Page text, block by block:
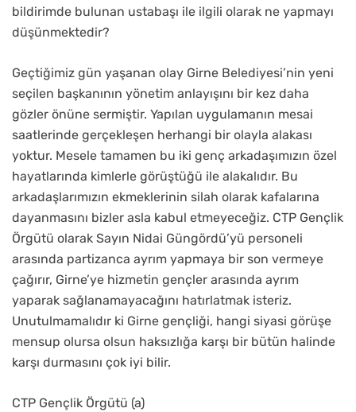
bildirimde bulunan ustabaşı ile ilgili olarak ne yapmayı
düşünmektedir?
Geçtiğimiz gün yaşanan olay Girne Belediyesi’nin yeni
seçilen başkanının yönetim anlayışını bir kez daha
gözler önüne sermiştir. Yapılan uygulamanın mesai
saatlerinde gerçekleşen herhangi bir olayla alakası
yoktur. Mesele tamamen bu iki genç arkadaşımızın özel
hayatlarında kimlerle görüştüğü ile alakalıdır. Bu
arkadaşlarımızın ekmeklerinin silah olarak kafalarına
dayanmasını bizler asla kabul etmeyeceğiz. CTP Gençlik
Örgütü olarak Sayın Nidai Güngördü’yü personeli
arasında partizanca ayrım yapmaya bir son vermeye
çağırır, Girne’ye hizmetin gençler arasında ayrım
yaparak sağlanamayacağını hatırlatmak isteriz.
Unutulmamalıdır ki Girne gençliği, hangi siyasi görüşe
mensup olursa olsun haksızlığa karşı bir bütün halinde
karşı durmasını çok iyi bilir.
CTP Gençlik Örgütü (a)